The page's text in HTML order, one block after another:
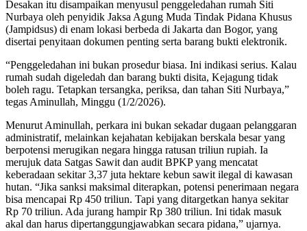
Desakan itu disampaikan menyusul penggeledahan rumah Siti
Nurbaya oleh penyidik Jaksa Agung Muda Tindak Pidana Khusus
(Jampidsus) di enam lokasi berbeda di Jakarta dan Bogor, yang
disertai penyitaan dokumen penting serta barang bukti elektronik.
“Penggeledahan ini bukan prosedur biasa. Ini indikasi serius. Kalau
rumah sudah digeledah dan barang bukti disita, Kejagung tidak
boleh ragu. Tetapkan tersangka, periksa, dan tahan Siti Nurbaya,”
tegas Aminullah, Minggu (1/2/2026).
Menurut Aminullah, perkara ini bukan sekadar dugaan pelanggaran
administratif, melainkan kejahatan kebijakan berskala besar yang
berpotensi merugikan negara hingga ratusan triliun rupiah. Ia
merujuk data Satgas Sawit dan audit BPKP yang mencatat
keberadaan sekitar 3,37 juta hektare kebun sawit ilegal di kawasan
hutan. “Jika sanksi maksimal diterapkan, potensi penerimaan negara
bisa mencapai Rp 450 triliun. Tapi yang ditargetkan hanya sekitar
Rp 70 triliun. Ada jurang hampir Rp 380 triliun. Ini tidak masuk
akal dan harus dipertanggungjawabkan secara pidana,” ujarnya.